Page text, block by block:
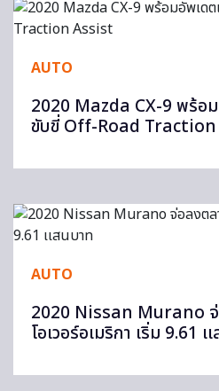
AUTO
2020 Mazda CX-9 พร้อ
ขับขี่ Off-Road
AUTO
2020 Nissan Murano
โอเวอร์อเมริกา เริ่ม 9.61 เ